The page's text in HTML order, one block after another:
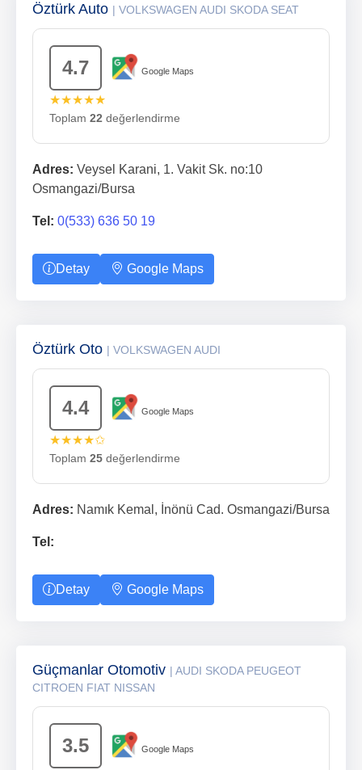
Öztürk Auto | VOLKSWAGEN AUDI SKODA SEAT
4.7 Google Maps
★★★★★
Toplam 22 değerlendirme
Adres: Veysel Karani, 1. Vakit Sk. no:10
Osmangazi/Bursa
Tel: 0(533) 636 50 19
Detay Google Maps
Öztürk Oto | VOLKSWAGEN AUDI
4.4 Google Maps
★★★★✩
Toplam 25 değerlendirme
Adres: Namık Kemal, İnönü Cad. Osmangazi/Bursa
Tel:
Detay Google Maps
Güçmanlar Otomotiv | AUDI SKODA PEUGEOT
CITROEN FIAT NISSAN
3.5 Google Maps